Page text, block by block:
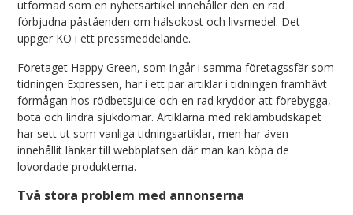
utformad som en nyhetsartikel innehåller den en rad
förbjudna påståenden om hälsokost och livsmedel. Det
uppger KO i ett pressmeddelande.
Företaget Happy Green, som ingår i samma företagssfär som
tidningen Expressen, har i ett par artiklar i tidningen framhävt
förmågan hos rödbetsjuice och en rad kryddor att förebygga,
bota och lindra sjukdomar. Artiklarna med reklambudskapet
har sett ut som vanliga tidningsartiklar, men har även
innehållit länkar till webbplatsen där man kan köpa de
lovordade produkterna.
Två stora problem med annonserna